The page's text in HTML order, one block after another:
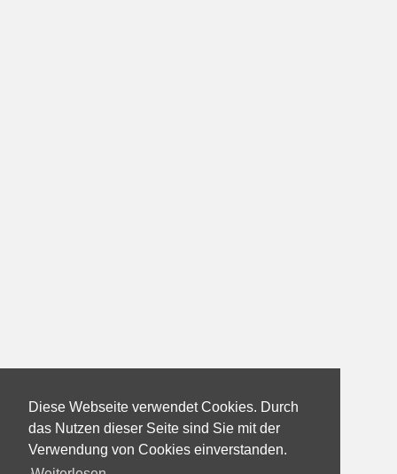
Diese Webseite verwendet Cookies. Durch
das Nutzen dieser Seite sind Sie mit der
Verwendung von Cookies einverstanden.